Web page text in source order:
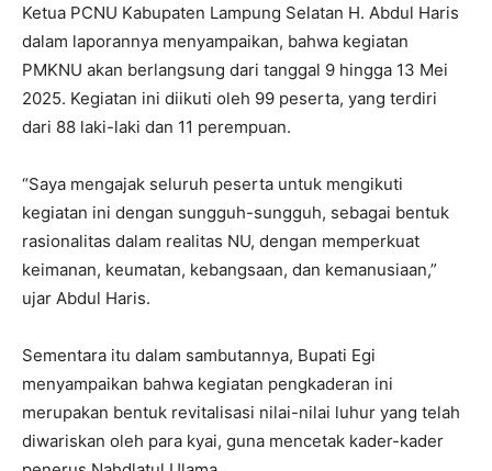
Ketua PCNU Kabupaten Lampung Selatan H. Abdul Haris
dalam laporannya menyampaikan, bahwa kegiatan
PMKNU akan berlangsung dari tanggal 9 hingga 13 Mei
2025. Kegiatan ini diikuti oleh 99 peserta, yang terdiri
dari 88 laki-laki dan 11 perempuan.
“Saya mengajak seluruh peserta untuk mengikuti
kegiatan ini dengan sungguh-sungguh, sebagai bentuk
rasionalitas dalam realitas NU, dengan memperkuat
keimanan, keumatan, kebangsaan, dan kemanusiaan,”
ujar Abdul Haris.
Sementara itu dalam sambutannya, Bupati Egi
menyampaikan bahwa kegiatan pengkaderan ini
merupakan bentuk revitalisasi nilai-nilai luhur yang telah
diwariskan oleh para kyai, guna mencetak kader-kader